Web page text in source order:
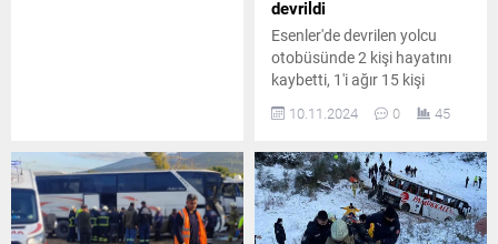
devrildi
Esenler'de devrilen yolcu
otobüsünde 2 kişi hayatını
kaybetti, 1'i ağır 15 kişi
emniyet ve sağlık ekipleri
10.11.2024 0 45